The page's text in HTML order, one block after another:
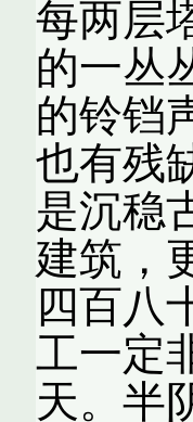
每两层
的一丛
的铃铛
也有残
是沉稳
建筑，
四百八
工一定
天。半